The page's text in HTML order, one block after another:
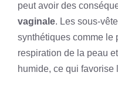
peut avoir des
vaginale. Les sous-
synthétiques comme le
respiration de la peau
humide, ce qui